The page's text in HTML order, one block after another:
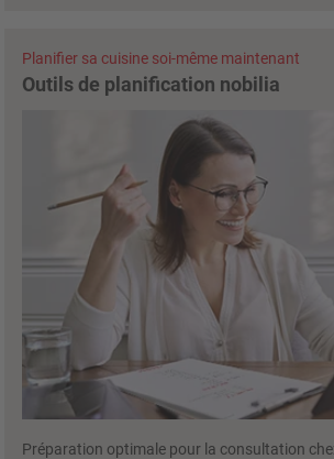
Planifier sa cuisine soi-même maintenant
Outils de planification nobilia
Préparation optimale pour la consultation